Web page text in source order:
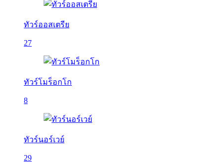
ทัวร์ออสเตรีย
27
ทัวร์โมร็อกโก
8
ทัวร์นอร์เวย์
29